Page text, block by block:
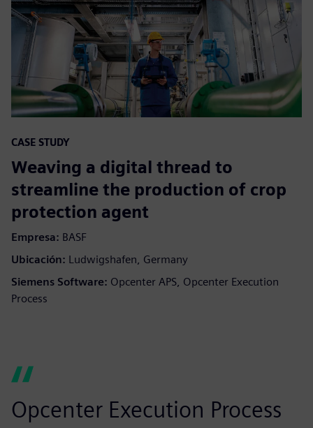
CASE STUDY
Weaving a digital thread to
streamline the production of crop
protection agent
Empresa: BASF
Ubicación: Ludwigshafen, Germany
Siemens Software: Opcenter APS, Opcenter Execution
Process
Opcenter Execution Process